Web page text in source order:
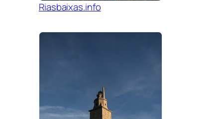
Riasbaixas.info